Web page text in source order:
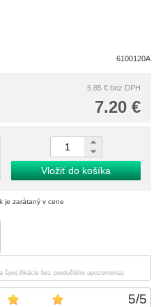
5/5
6100120A
5.85 € bez DPH
7.20 €
Vložiť do košíka
je zarátaný v cene
bez predošlého upozornenia)